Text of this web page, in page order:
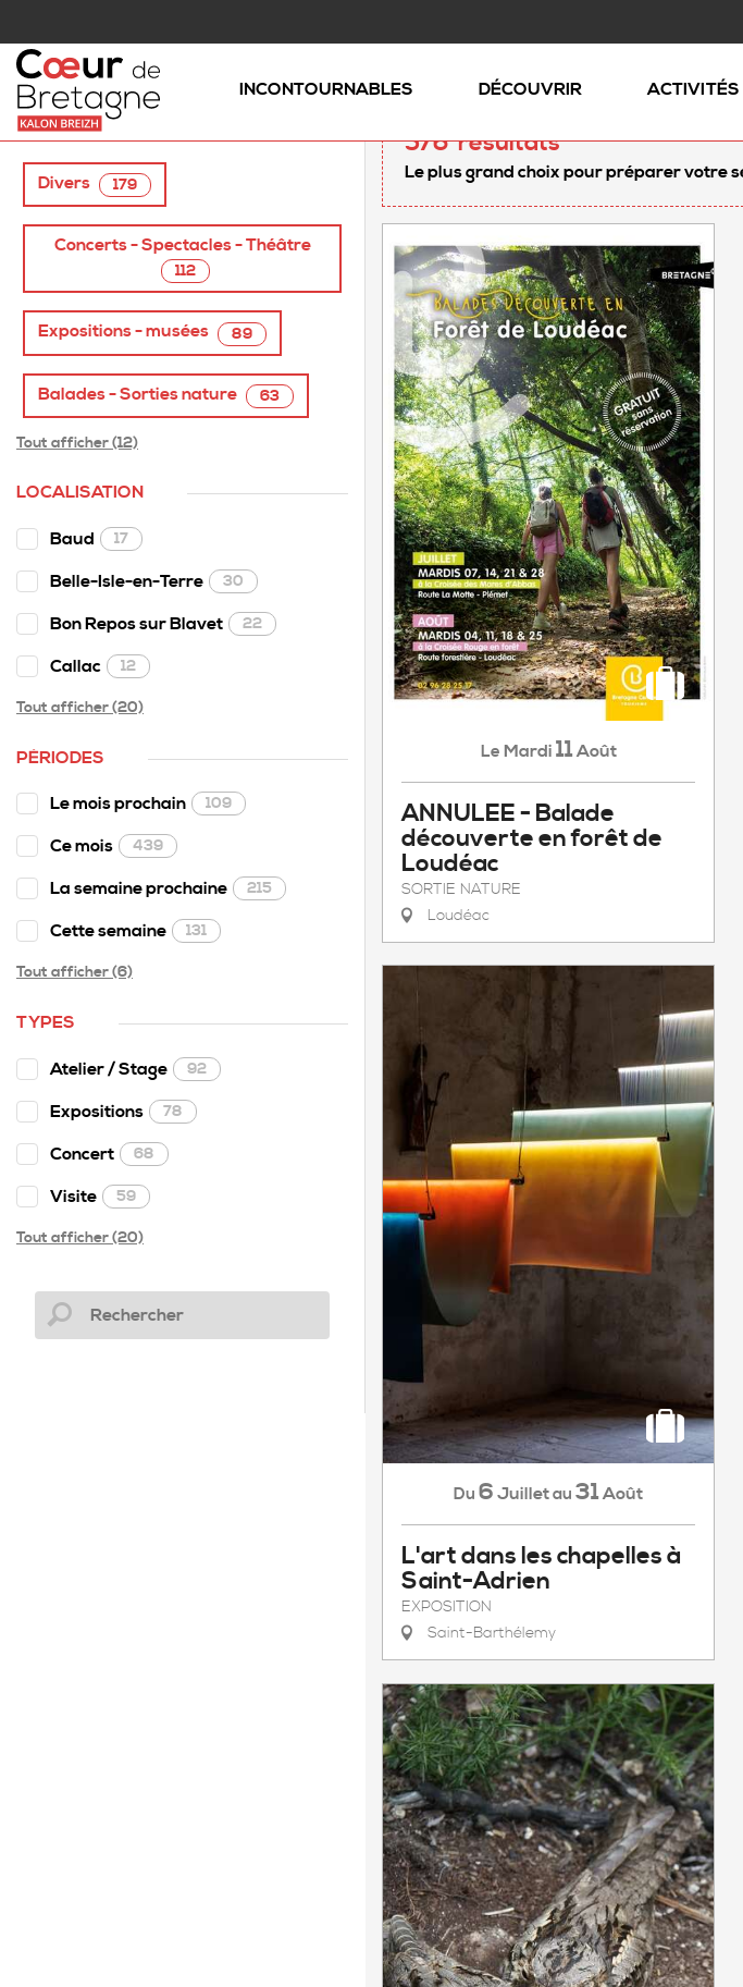
INCONTOURNABLES DÉCOUVRIR ACTIVITÉS
Accueil/AGENDA
LOCALISATION
Baud 17
Belle-Isle-en-Terre 30
Bon Repos sur Blavet 22
Callac 12
Tout afficher (20)
PÉRIODES
Le mois prochain 109
Ce mois 439
La semaine prochaine 215
Cette semaine 131
Tout afficher (6)
TYPES
Atelier / Stage 92
Expositions 78
Concert 68
Visite 59
Tout afficher (20)
TAGS
Divers 179
Concerts - Spectacles - Théâtre
112
Expositions - musées 89
Balades - Sorties nature 63
Tout afficher (12)
576résultats
Le plus grand choix pour préparer votre
Le Mardi 11 Août
ANNULEE - Balade
découverte en forêt de
Loudéac
SORTIE NATURE
Loudéac
Du 6 Juilletau 31 Août
L'art dans les chapelles à
Saint-Adrien
EXPOSITION
Saint-Barthélemy